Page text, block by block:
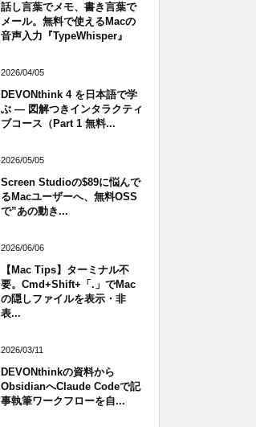
話し言葉でメモ、書き言葉で
メール。無料で使えるMacの
音声入力『TypeWhisper』
2026/04/05
DEVONthink 4 を日本語で学
ぶ — 図解つきインタラクティ
ブコース（Part 1 無料...
2026/05/05
Screen Studioの$89に悩んで
るMacユーザーへ、無料OSS
で”あの動き...
2026/06/06
【Mac Tips】ターミナル不
要。Cmd+Shift+「.」でMac
の隠しファイルを表示・非
表...
2026/03/11
DEVONthinkの資料から
ObsidianへClaude Codeで記
事執筆ワークフローを自...